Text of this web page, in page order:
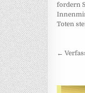
fordern
Toten
←